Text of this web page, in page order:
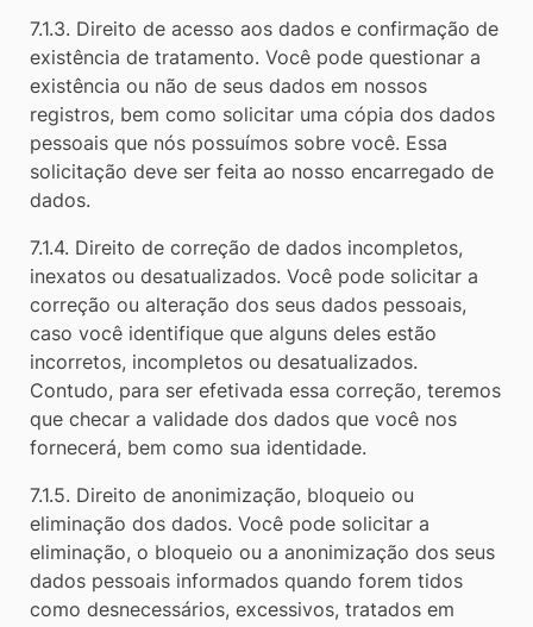
7.1.3. Direito de acesso aos dados e confirmação de
existência de tratamento. Você pode questionar a
existência ou não de seus dados em nossos
registros, bem como solicitar uma cópia dos dados
pessoais que nós possuímos sobre você. Essa
solicitação deve ser feita ao nosso encarregado de
dados.
7.1.4. Direito de correção de dados incompletos,
inexatos ou desatualizados. Você pode solicitar a
correção ou alteração dos seus dados pessoais,
caso você identifique que alguns deles estão
incorretos, incompletos ou desatualizados.
Contudo, para ser efetivada essa correção, teremos
que checar a validade dos dados que você nos
fornecerá, bem como sua identidade.
7.1.5. Direito de anonimização, bloqueio ou
eliminação dos dados. Você pode solicitar a
eliminação, o bloqueio ou a anonimização dos seus
dados pessoais informados quando forem tidos
como desnecessários, excessivos, tratados em